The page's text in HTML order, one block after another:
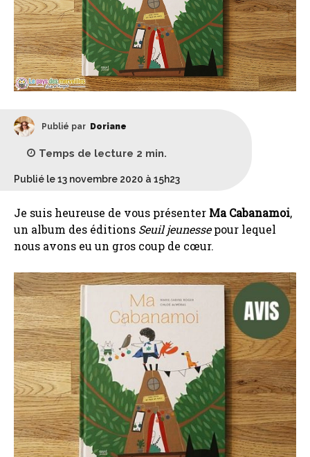
Publié par Doriane
Temps de lecture 2 min.
Publié le 13 novembre 2020 à 15h23
Je suis heureuse de vous présenter Ma Cabanamoi,
un album des éditions Seuil jeunessepour lequel
nous avons eu un gros coup de cœur.